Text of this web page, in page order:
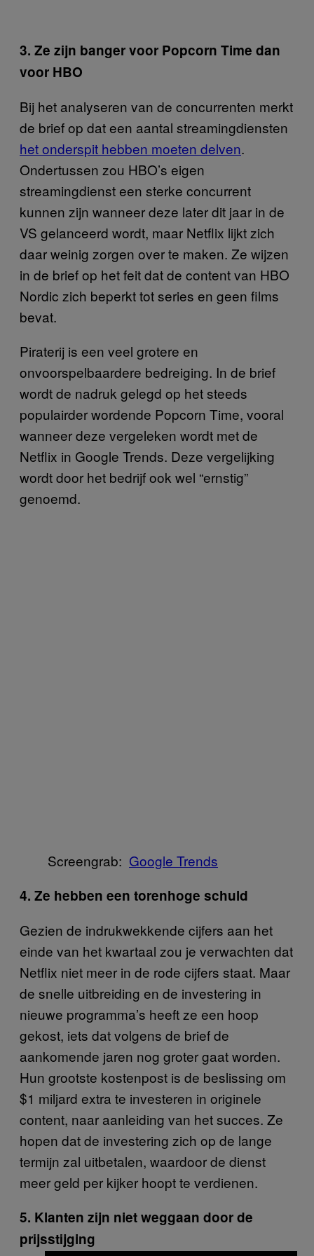
3. Ze zijn banger voor Popcorn Time dan
voor HBO
Bij het analyseren van de concurrenten merkt
de brief op dat een aantal streamingdiensten
het onderspit hebben moeten delven.
Ondertussen zou HBO’s eigen
streamingdienst een sterke concurrent
kunnen zijn wanneer deze later dit jaar in de
VS gelanceerd wordt, maar Netflix lijkt zich
daar weinig zorgen over te maken. Ze wijzen
in de brief op het feit dat de content van HBO
Nordic zich beperkt tot series en geen films
bevat.
Piraterij is een veel grotere en
onvoorspelbaardere bedreiging. In de brief
wordt de nadruk gelegd op het steeds
populairder wordende Popcorn Time, vooral
wanneer deze vergeleken wordt met de
Netflix in Google Trends. Deze vergelijking
wordt door het bedrijf ook wel “ernstig”
genoemd.
Screengrab: ​Google Trends
4. Ze hebben een torenhoge schuld
Gezien de indrukwekkende cijfers aan het
einde van het kwartaal zou je verwachten dat
Netflix niet meer in de rode cijfers staat. Maar
de snelle uitbreiding en de investering in
nieuwe programma’s heeft ze een hoop
gekost, iets dat volgens de brief de
aankomende jaren nog groter gaat worden.
Hun grootste kostenpost is de beslissing om
$1 miljard extra te investeren in originele
content, naar aanleiding van het succes. Ze
hopen dat de investering zich op de lange
termijn zal uitbetalen, waardoor de dienst
meer geld per kijker hoopt te verdienen.
5. Klanten zijn niet weggaan door de
prijsstijging